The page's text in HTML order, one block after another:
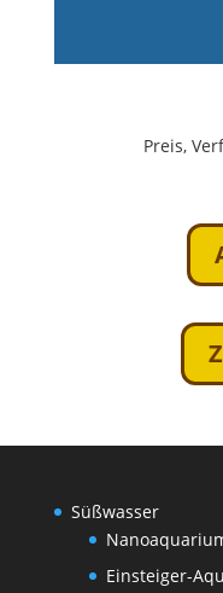
Preis,
Süßwasser
Einsteiger-